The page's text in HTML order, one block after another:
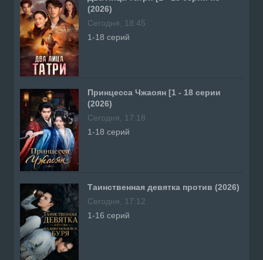
(2026)
Сегодня, 18:45
1-18 серий
Принцесса Чжаоян [1 - 18 серии
(2026)
Сегодня, 17:18
1-18 серий
Таинственная девятка против (2026)
Сегодня, 17:12
1-16 серий